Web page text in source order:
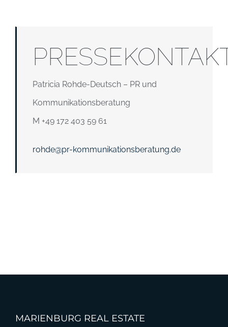
Patricia Rohde-Deutsch – PR und
Kommunikationsberatung
M +49 172 403 59 61
rohde@pr-kommunikationsberatung.de
MARIENBURG REAL ESTATE